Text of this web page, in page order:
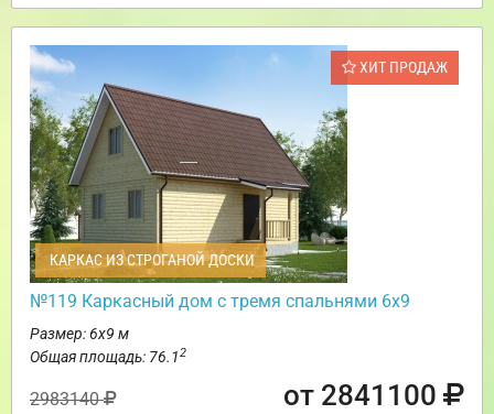
ХИТ ПРОДАЖ
КАРКАС ИЗ СТРОГАНОЙ ДОСКИ
№119 Каркасный дом с тремя спальнями 6х9
Размер: 6х9 м
Общая площадь: 76.12
2983140 от 2841100